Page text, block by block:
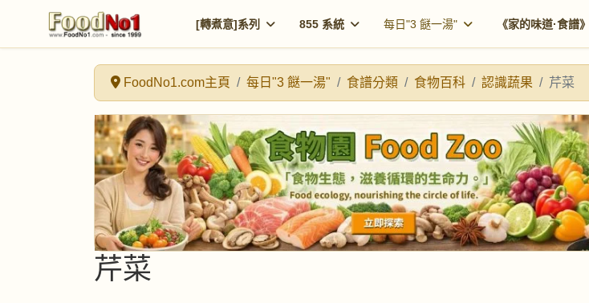
[轉煮意]系列 855 系統 每日"3 餸一湯" 《家的味道·食譜》
FoodNo1.com主頁 每日"3 餸一湯" 食譜分類 食物百科 認識蔬果 芹菜
芹菜